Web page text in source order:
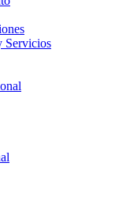
Servicios